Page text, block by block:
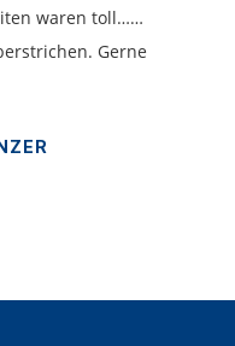
waren toll……
Gerne